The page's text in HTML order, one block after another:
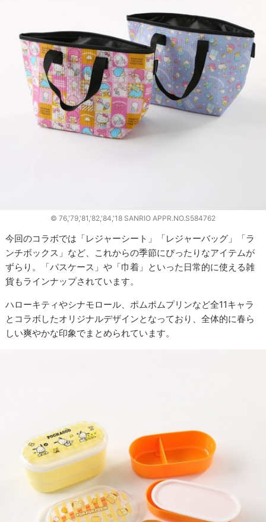
© 76,'79,'81,'82,'84,'18 SANRIO APPR.NO.S584762
今回のコラボでは「レジャーシート」「レジャーバッグ」「ラ
ンチボックス」など、これからの季節にぴったりなアイテムが
ずらり。「パスケース」や「巾着」といった日常的に使える雑
貨もラインナップされています。
ハローキティやシナモロール、ポムポムプリンなど全11キャラ
とコラボしたオリジナルデザインとなっており、全体的に春ら
しい爽やかな印象でまとめられています。